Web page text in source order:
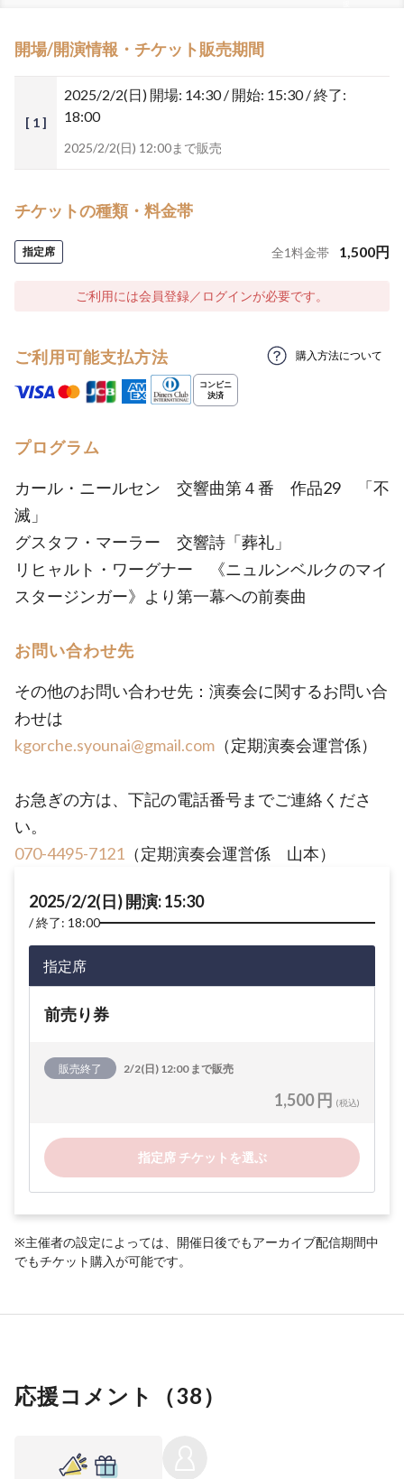
開場/開演情報・チケット販売期間
[ 1 ]
2025/2/2(日) 開場: 14:30 / 開始: 15:30 / 終了:
18:00
2025/2/2(日) 12:00まで販売
チケットの種類・料金帯
指定席 全1料金帯 1,500円
ご利用には会員登録／ログインが必要です。
ご利用可能支払方法 購入方法について
プログラム
カール・ニールセン 交響曲第４番 作品29 「不
滅」
グスタフ・マーラー 交響詩「葬礼」
リヒャルト・ワーグナー 《ニュルンベルクのマイ
スタージンガー》より第一幕への前奏曲
お問い合わせ先
その他のお問い合わせ先：演奏会に関するお問い合
わせは
kgorche.syounai@gmail.com （定期演奏会運営係）
お急ぎの方は、下記の電話番号までご連絡くださ
い。
070-4495-7121 （定期演奏会運営係 山本）
2025/2/2(日) 開演: 15:30
終了: 18:00
指定席
前売り券
販売終了 2/2(日) 12:00 まで販売
1,500 円 (税込)
指定席 チケットを選ぶ
※主催者の設定によっては、開催日後でもアーカイブ配信期間中
でもチケット購入が可能です。
応援コメント（38）